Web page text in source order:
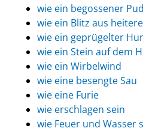
wie ein begossener
wie ein Blitz aus
wie ein geprügelter
wie ein Stein auf dem
wie ein Wirbelwind
wie eine besengte Sau
wie eine Furie
wie erschlagen sein
wie Feuer und Wasser